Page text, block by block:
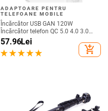
ADAPTOARE PENTRU
TELEFOANE MOBILE
Încărcător USB GAN 120W
Încărcător telefon QC 5.0 4.0 3.0
Adaptor de încărcare rapidă pentru
iPhone 14 13 12 Samsung Huawei
realme încărcător usb
57.96Lei
add_shopping_cart